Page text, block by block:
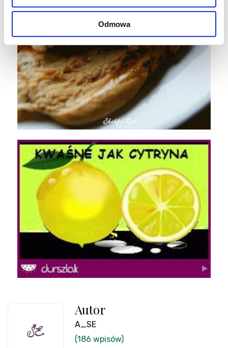
Odmowa
Autor
A_SE
(186 wpisów)